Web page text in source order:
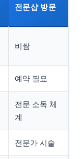
전문샵 방문
비쌈
예약 필요
전문 소독 체
계
전문가 시술